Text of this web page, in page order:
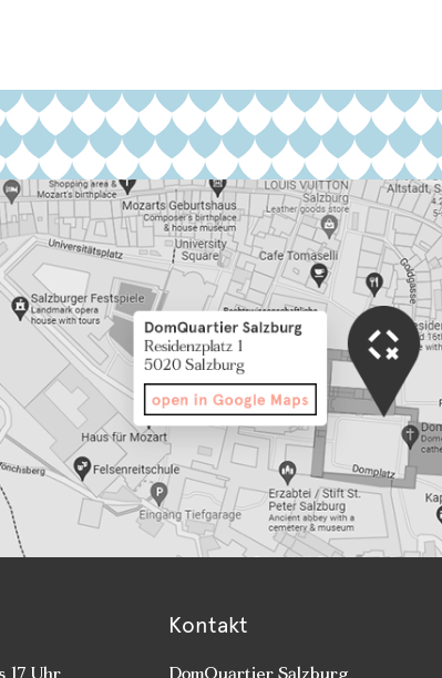
Kontakt